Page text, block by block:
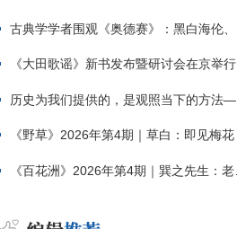
古典学学者围观《奥德赛》：黑白海伦、佩涅罗佩的别针与神秘入侵者
《大田歌谣》新书发布暨研讨会在京举行
历史为我们提供的，是观照当下的方法——历史题材非虚构写作多人谈
《野草》2026年第4期｜草白：即见梅花
《百花洲》2026年第4期｜巽之先生：老兵朱向前侧记三题